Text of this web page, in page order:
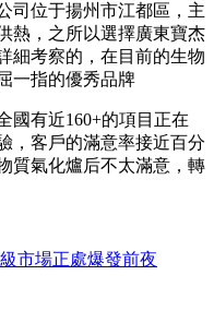
司位于揚州市江都區，主
熱，之所以選擇廣東寶杰
細考察的，在目前的生物
一指的優秀品牌
國有近160+的項目正在
，客戶的滿意率接近百分
質氣化爐后不太滿意，轉
市場正處爆發前夜